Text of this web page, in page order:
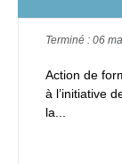
Terminé : 06
Action de
à l’initiative
la...